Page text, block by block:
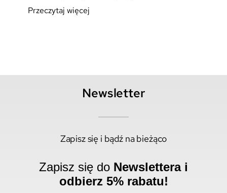
Przeczytaj więcej
Newsletter
Zapisz się i bądź na bieżąco
Zapisz się do Newslettera i
odbierz 5% rabatu!